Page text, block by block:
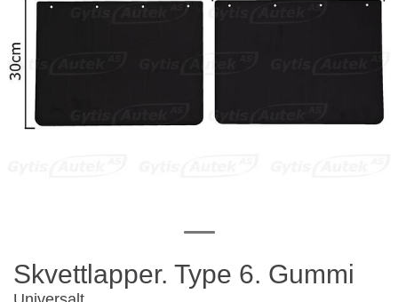
Skvettlapper. Type 6. Gummi